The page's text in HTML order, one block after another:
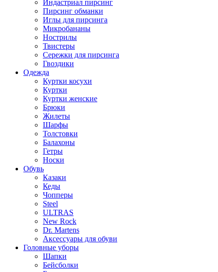
Индастриал пирсинг
Пирсинг обманки
Иглы для пирсинга
Микробананы
Нострилы
Твистеры
Сережки для пирсинга
Гвоздики
Одежда
Куртки косухи
Куртки
Куртки женские
Брюки
Жилеты
Шарфы
Толстовки
Балахоны
Гетры
Носки
Обувь
Казаки
Кеды
Чопперы
Steel
ULTRAS
New Rock
Dr. Martens
Аксессуары для обуви
Головные уборы
Шапки
Бейсболки